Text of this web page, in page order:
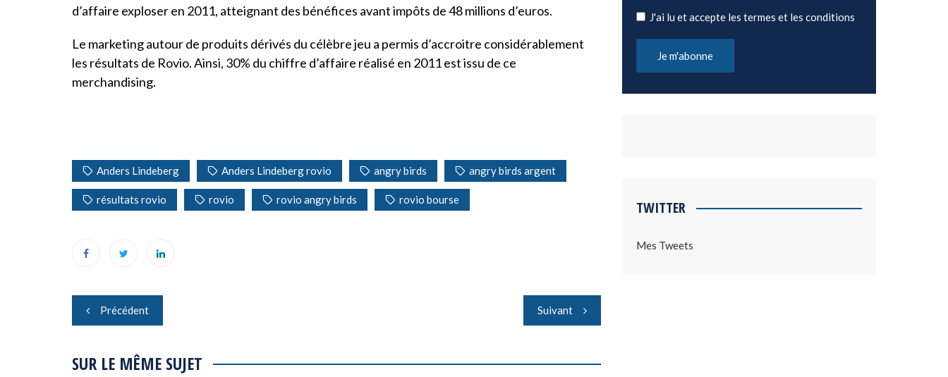
d’affaire exploser en 2011, atteignant des bénéfices avant impôts de 48 millions d’euros.
Le marketing autour de produits dérivés du célèbre jeu a permis d’accroitre considérablement
les résultats de Rovio. Ainsi, 30% du chiffre d’affaire réalisé en 2011 est issu de ce
merchandising.
Anders Lindeberg Anders Lindeberg rovio angry birds angry birds argent
résultats rovio rovio rovio angry birds rovio bourse
Navigation
de
l’article
Précédent Suivant
SUR LE MÊME SUJET
J'ai lu et accepte les termes et les conditions
TWITTER
Mes Tweets